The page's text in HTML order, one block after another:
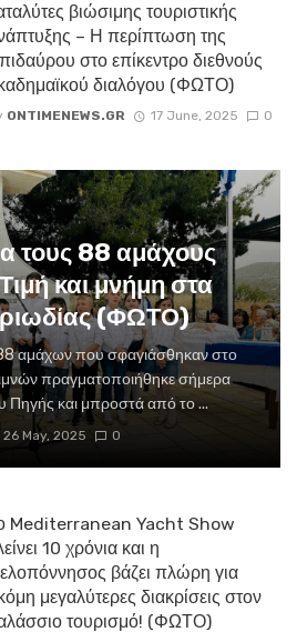
βιώσιμης τουριστικής
– Η περίπτωση της
στο επίκεντρο διεθνούς
διαλόγου (ΦΩΤΟ)
ONTIMENEWS.GR 17 June, 2025 0
τους 88 αμάχους
και μνήμη στα
(ΦΩΤΟ)
αμάχων που σφαγιάσθηκαν στο
πραγματοποιήθηκε σήμερα
και μπροστά από το ...
26 May, 2025 0
Mediterranean Yacht Show
10 χρόνια και η
βάζει πλώρη για
μεγαλύτερες διακρίσεις στον
τουρισμό! (ΦΩΤΟ)